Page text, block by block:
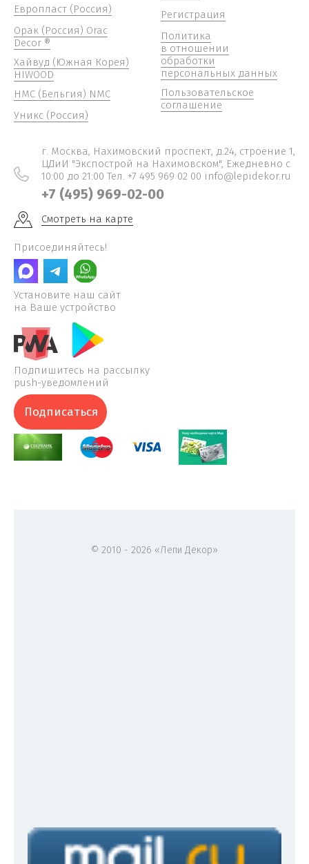
Европласт (Россия)
Орак (Россия) Orac
Decor ®
Хайвуд (Южная Корея)
HIWOOD
НМС (Бельгия) NMC
Уникс (Россия)
Регистрация
Политика
в отношении
обработки
персональных данных
Пользовательское
соглашение
г. Москва, Нахимовский проспект, д.24, строение 1,
ЦДиИ "Экспострой на Нахимовском", Ежедневно c
10:00 до 21:00 Тел. +7 495 969 02 00 info@lepidekor.ru
+7 (495) 969-02-00
Смотреть на карте
Присоединяйтесь!
Установите наш сайт
на Ваше устройство
Подпишитесь на рассылку
push-уведомлений
Подписаться
© 2010 - 2026 «Лепи Декор»